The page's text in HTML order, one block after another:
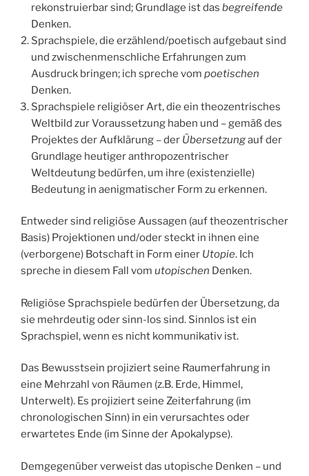
rekonstruierbar sind; Grundlage ist das begreifende
Denken.
Sprachspiele, die erzählend/poetisch aufgebaut sind
und zwischenmenschliche Erfahrungen zum
Ausdruck bringen; ich spreche vom poetischen
Denken.
Sprachspiele religiöser Art, die ein theozentrisches
Weltbild zur Voraussetzung haben und – gemäß des
Projektes der Aufklärung – der Übersetzungauf der
Grundlage heutiger anthropozentrischer
Weltdeutung bedürfen, um ihre (existenzielle)
Bedeutung in aenigmatischer Form zu erkennen.
Entweder sind religiöse Aussagen (auf theozentrischer
Basis) Projektionen und/oder steckt in ihnen eine
(verborgene) Botschaft in Form einer Utopie. Ich
spreche in diesem Fall vom utopischen Denken.
Religiöse Sprachspiele bedürfen der Übersetzung, da
sie mehrdeutig oder sinn-los sind. Sinnlos ist ein
Sprachspiel, wenn es nicht kommunikativ ist.
Das Bewusstsein projiziert seine Raumerfahrung in
eine Mehrzahl von Räumen (z.B. Erde, Himmel,
Unterwelt). Es projiziert seine Zeiterfahrung (im
chronologischen Sinn) in ein verursachtes oder
erwartetes Ende (im Sinne der Apokalypse).
Demgegenüber verweist das utopische Denken – und